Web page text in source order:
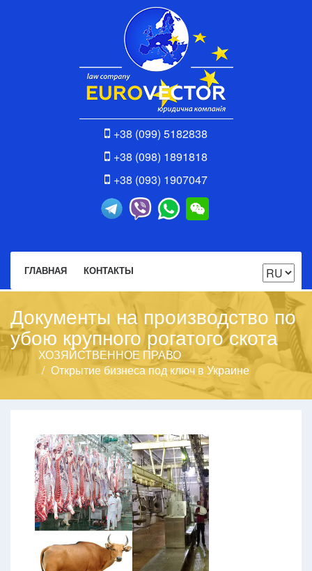
+38 (099) 5182838
+38 (098) 1891818
+38 (093) 1907047
ГЛАВНАЯ КОНТАКТЫ
Документы на производство по
убою крупного рогатого скота
ХОЗЯЙСТВЕННОЕ ПРАВО
Открытие бизнеса под ключ в Украине